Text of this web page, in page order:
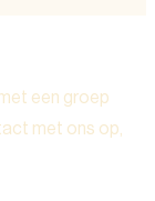
een groep
met ons op,